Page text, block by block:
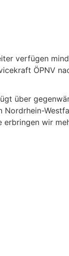
verfügen
ÖPNV
über
wir